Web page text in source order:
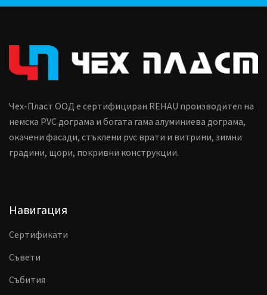
Чех-Пласт ООД е сертифициран REHAU производител на
немска PVC дограма и богата гама алуминиева дограма,
окачени фасади, стъклени pvc врати и витрини, зимни
градини, щори, покривни конструкции.
Навигация
Сертификати
Съвети
Събития